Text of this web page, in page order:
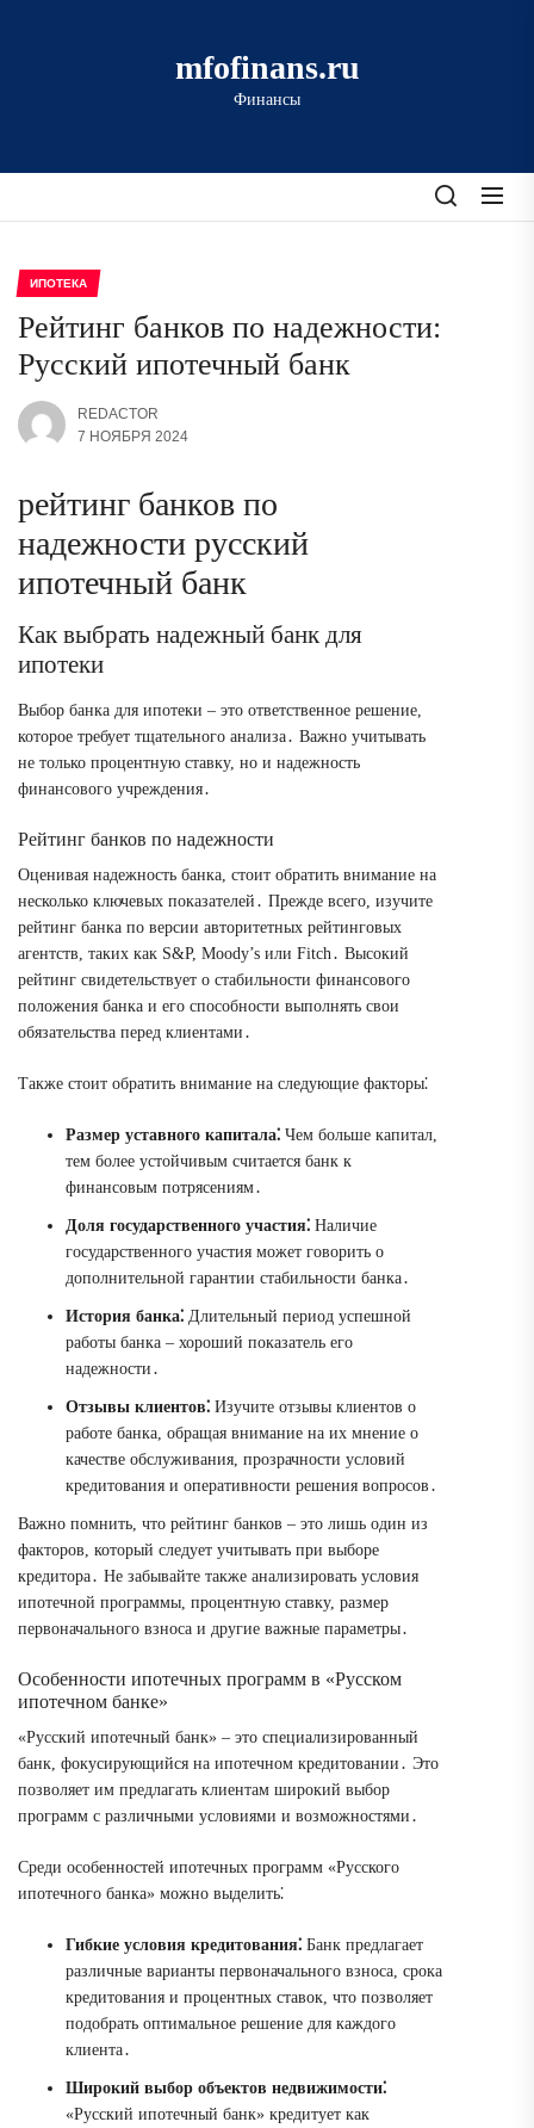
mfofinans.ru
Финансы
ИПОТЕКА
Рейтинг банков по надежности:
Русский ипотечный банк
REDACTOR
7 НОЯБРЯ 2024
рейтинг банков по
надежности русский
ипотечный банк
Как выбрать надежный банк для
ипотеки
Выбор банка для ипотеки – это ответственное решение,
которое требует тщательного анализа․ Важно учитывать
не только процентную ставку, но и надежность
финансового учреждения․
Рейтинг банков по надежности
Оценивая надежность банка, стоит обратить внимание на
несколько ключевых показателей․ Прежде всего, изучите
рейтинг банка по версии авторитетных рейтинговых
агентств, таких как S&P, Moody’s или Fitch․ Высокий
рейтинг свидетельствует о стабильности финансового
положения банка и его способности выполнять свои
обязательства перед клиентами․
Также стоит обратить внимание на следующие факторы⁚
Размер уставного капитала⁚ Чем больше капитал,
тем более устойчивым считается банк к
финансовым потрясениям․
Доля государственного участия⁚ Наличие
государственного участия может говорить о
дополнительной гарантии стабильности банка․
История банка⁚ Длительный период успешной
работы банка – хороший показатель его
надежности․
Отзывы клиентов⁚ Изучите отзывы клиентов о
работе банка, обращая внимание на их мнение о
качестве обслуживания, прозрачности условий
кредитования и оперативности решения вопросов․
Важно помнить, что рейтинг банков – это лишь один из
факторов, который следует учитывать при выборе
кредитора․ Не забывайте также анализировать условия
ипотечной программы, процентную ставку, размер
первоначального взноса и другие важные параметры․
Особенности ипотечных программ в «Русском
ипотечном банке»
«Русский ипотечный банк» – это специализированный
банк, фокусирующийся на ипотечном кредитовании․ Это
позволяет им предлагать клиентам широкий выбор
программ с различными условиями и возможностями․
Среди особенностей ипотечных программ «Русского
ипотечного банка» можно выделить⁚
Гибкие условия кредитования⁚ Банк предлагает
различные варианты первоначального взноса, срока
кредитования и процентных ставок, что позволяет
подобрать оптимальное решение для каждого
клиента․
Широкий выбор объектов недвижимости⁚
«Русский ипотечный банк» кредитует как